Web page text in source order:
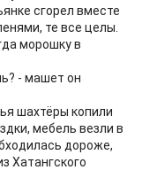
сгорел вместе
те все целы.
морошку в
- машет он
шахтёры копили
мебель везли в
дороже,
Хатангского